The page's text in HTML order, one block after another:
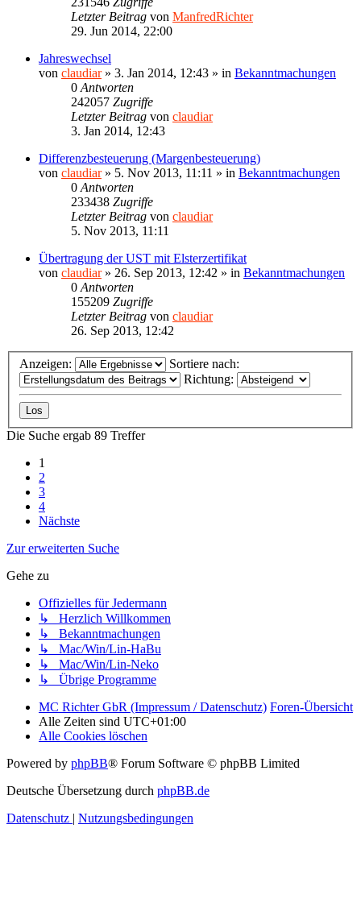
Letzter Beitrag von ManfredRichter
29. Jun 2014, 22:00
Jahreswechsel
von claudiar» 3. Jan 2014, 12:43 » in Bekanntmachungen
0 Antworten
242057 Zugriffe
Letzter Beitrag von claudiar
3. Jan 2014, 12:43
Differenzbesteuerung (Margenbesteuerung)
von claudiar» 5. Nov 2013, 11:11 » in Bekanntmachungen
0 Antworten
233438 Zugriffe
Letzter Beitrag von claudiar
5. Nov 2013, 11:11
Übertragung der UST mit Elsterzertifikat
von claudiar» 26. Sep 2013, 12:42 » in Bekanntmachungen
0 Antworten
155209 Zugriffe
Letzter Beitrag von claudiar
26. Sep 2013, 12:42
Anzeigen:
Sortiere nach:
Richtung:
Die Suche ergab 89 Treffer
1
2
3
4
Nächste
Zur erweiterten Suche
Gehe zu
Offizielles für Jedermann
↳ Herzlich Willkommen
↳ Bekanntmachungen
↳ Mac/Win/Lin-HaBu
↳ Mac/Win/Lin-Neko
↳ Übrige Programme
MC Richter GbR (Impressum / Datenschutz) Foren-Übersicht
Alle Zeiten sind UTC+01:00
Alle Cookies löschen
Powered by phpBB® Forum Software © phpBB Limited
Deutsche Übersetzung durch phpBB.de
Datenschutz
Nutzungsbedingungen